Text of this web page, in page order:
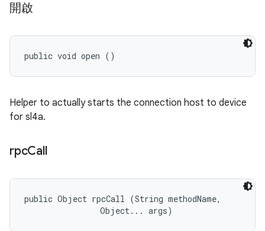
開啟
public void open ()
Helper to actually starts the connection host to device
for sl4a.
rpcCall
public Object rpcCall (String methodName,
                Object... args)